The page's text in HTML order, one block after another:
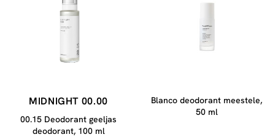
MIDNIGHT 00.00
00.15 Deodorant geeljas
deodorant, 100 ml
Blanco deodorant meestele,
50 ml